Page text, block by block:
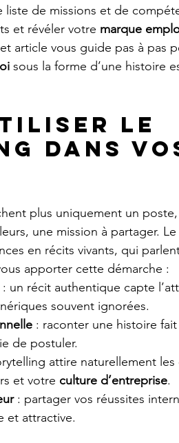
liste de missions et de
et révéler votre marque
article vous guide pas à pas
sous la forme d’une histoire
le
dans
plus uniquement un
une mission à partager. Le
en récits vivants, qui
apporter cette démarche :
un récit authentique capte
souvent ignorées.
: raconter une histoire
de postuler.
attire naturellement les
et votre culture d’entreprise.
: partager vos réussites
et attractive.